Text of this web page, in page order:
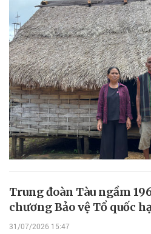
Trung đoàn Tàu ngầm
chương Bảo vệ Tổ quốc
31/07/2026 15:47